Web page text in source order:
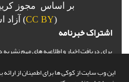
این وب سایت از کوکی ها برای اطمینان از ارائه
بر اساس مجوز
(
CC BY) آزاد
اشتراک خبرنامه
برای دریافت اخبار و اطلاعیه های مهم